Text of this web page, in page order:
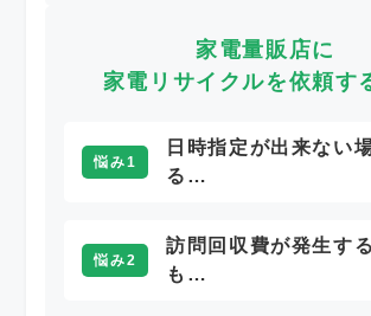
家電量販店に
家電リサイクルを依頼す
悩み1
日時指定が出来ない
る…
悩み2
訪問回収費が発生す
も…